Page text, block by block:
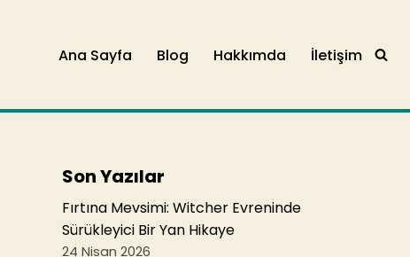
Ana Sayfa Blog Hakkımda İletişim
Son Yazılar
Fırtına Mevsimi: Witcher Evreninde
Sürükleyici Bir Yan Hikaye
24 Nisan 2026